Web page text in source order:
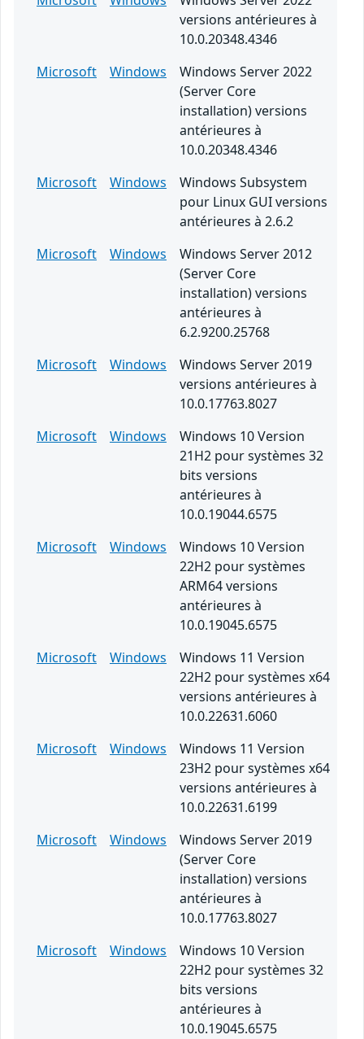
versions antérieures à
10.0.20348.4346
Microsoft
Windows
Windows Server 2022
(Server Core
installation) versions
antérieures à
10.0.20348.4346
Microsoft
Windows
Windows Subsystem
pour Linux GUI versions
antérieures à 2.6.2
Microsoft
Windows
Windows Server 2012
(Server Core
installation) versions
antérieures à
6.2.9200.25768
Microsoft
Windows
Windows Server 2019
versions antérieures à
10.0.17763.8027
Microsoft
Windows
Windows 10 Version
21H2 pour systèmes 32
bits versions
antérieures à
10.0.19044.6575
Microsoft
Windows
Windows 10 Version
22H2 pour systèmes
ARM64 versions
antérieures à
10.0.19045.6575
Microsoft
Windows
Windows 11 Version
22H2 pour systèmes x64
versions antérieures à
10.0.22631.6060
Microsoft
Windows
Windows 11 Version
23H2 pour systèmes x64
versions antérieures à
10.0.22631.6199
Microsoft
Windows
Windows Server 2019
(Server Core
installation) versions
antérieures à
10.0.17763.8027
Microsoft
Windows
Windows 10 Version
22H2 pour systèmes 32
bits versions
antérieures à
10.0.19045.6575